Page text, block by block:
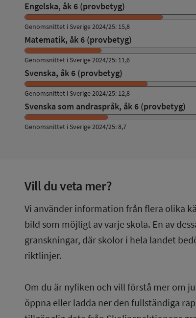
Engelska, åk 6 (provbetyg)
Genomsnittet i Sverige 2024/25: 15,8
Matematik, åk 6 (provbetyg)
Genomsnittet i Sverige 2024/25: 11,6
Svenska, åk 6 (provbetyg)
Genomsnittet i Sverige 2024/25: 12,8
Svenska som andraspråk, åk 6 (provbetyg)
Genomsnittet i Sverige 2024/25: 8,7
Vill du veta mer?
Vi använder information från flera olika
bild som möjligt av varje skola. En av
granskningar, där skolor i hela landet
riktlinjer.
Om du är nyfiken och vill förstå mer om
öppna eller ladda ner den fullständiga